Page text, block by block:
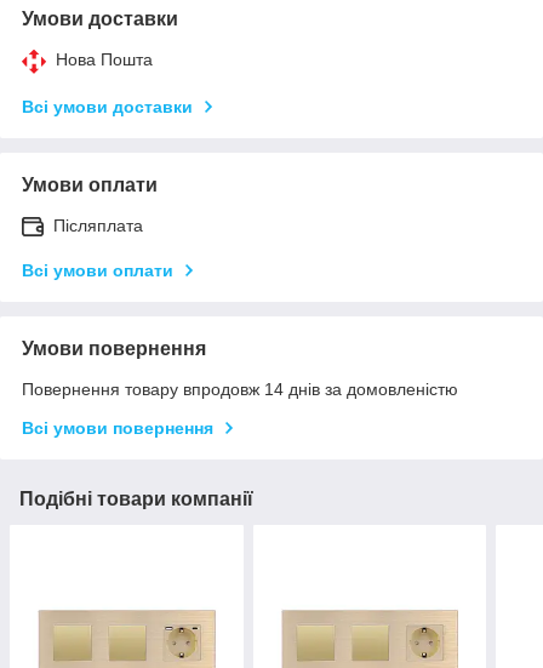
Умови доставки
Нова Пошта
Всі умови доставки
Умови оплати
Післяплата
Всі умови оплати
Умови повернення
Повернення товару впродовж 14 днів за домовленістю
Всі умови повернення
Подібні товари компанії